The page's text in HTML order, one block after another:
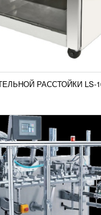
РАССТОЙКИ LS-
состав серии станков
косметических масок,
известной...
АВТОПОДАЧЕЙ OB-
RUB